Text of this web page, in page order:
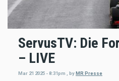
ServusTV: Die
– LIVE
Mar 21 2025 - 8:31pm byMR Presse